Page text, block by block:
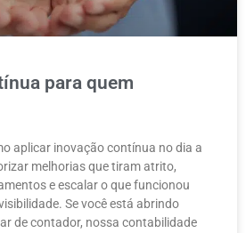
para quem
aplicar inovação contínua no dia a
melhorias que tiram atrito,
e escalar o que funcionou
Se você está abrindo
de contador, nossa contabilidade